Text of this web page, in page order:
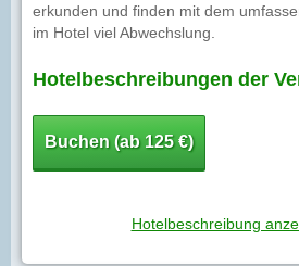
erkunden und finden mit dem
im Hotel viel Abwechslung.
Hotelbeschreibungen der
Buchen (ab 125 €)
Hotelbeschreibung